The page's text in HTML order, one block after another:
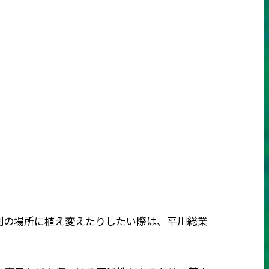
場所に植え変えたりしたい際は、平川総業